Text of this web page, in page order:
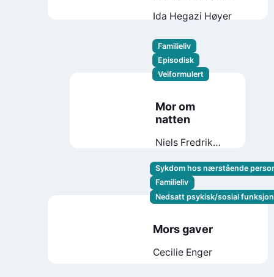
Ida Hegazi Høyer
Familieliv
Episodisk
Velformulert
Mor om
natten
Niels Fredrik
Sykdom hos nærstående
Familieliv
Nedsatt psykisk/sosial
Mors gaver
Cecilie Enger